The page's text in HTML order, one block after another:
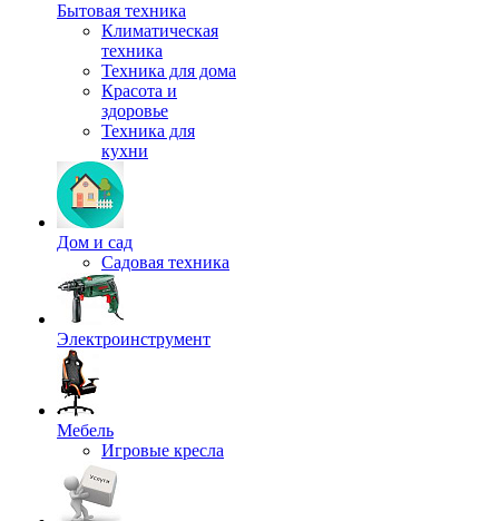
Бытовая техника
Климатическая
техника
Техника для дома
Красота и
здоровье
Техника для
кухни
Дом и сад
Садовая техника
Электроинструмент
Мебель
Игровые кресла